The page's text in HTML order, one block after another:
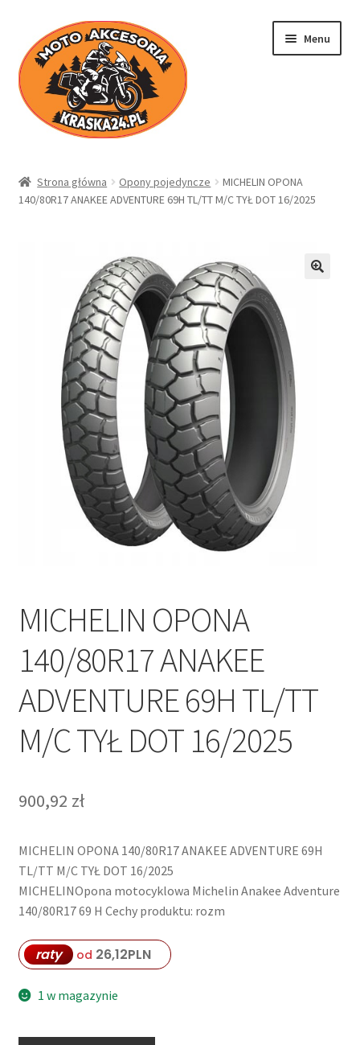
Przejdź
do
nawigacji
Przejdź
do
treści
Menu
Sklep
Regulamin
Polityka prywatności
Kontakt
Strona główna Opony pojedyncze
MICHELIN OPONA
140/80R17 ANAKEE ADVENTURE 69H TL/TT M/C TYŁ DOT 16/2025
MICHELIN OPONA
140/80R17 ANAKEE
ADVENTURE 69H TL/TT
M/C TYŁ DOT 16/2025
900,92 zł
MICHELIN OPONA 140/80R17 ANAKEE ADVENTURE 69H
TL/TT M/C TYŁ DOT 16/2025
MICHELINOpona motocyklowa Michelin Anakee Adventure
140/80R17 69 H Cechy produktu: rozm
raty od 26,12PLN
1 w magazynie